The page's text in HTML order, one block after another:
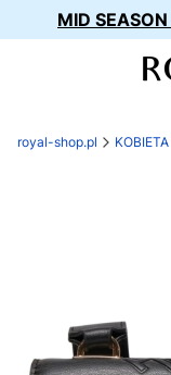
MID
royal-shop.pl KOBIETA